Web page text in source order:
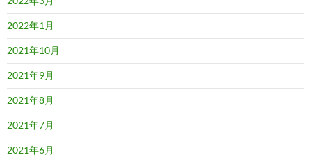
2022年1月
2021年10月
2021年9月
2021年8月
2021年7月
2021年6月